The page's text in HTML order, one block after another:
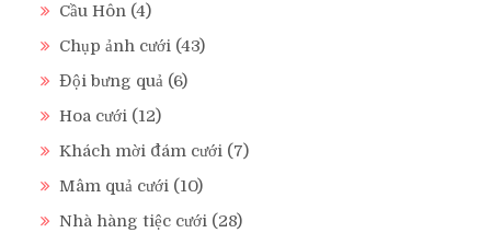
Cầu Hôn (4)
Chụp ảnh cưới (43)
Đội bưng quả (6)
Hoa cưới (12)
Khách mời đám cưới (7)
Mâm quả cưới (10)
Nhà hàng tiệc cưới (28)